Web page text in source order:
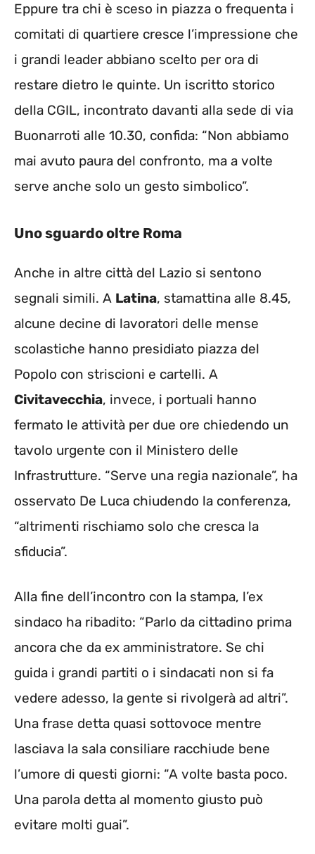
Eppure tra chi è sceso in piazza o frequenta i
comitati di quartiere cresce l’impressione che
i grandi leader abbiano scelto per ora di
restare dietro le quinte. Un iscritto storico
della CGIL, incontrato davanti alla sede di via
Buonarroti alle 10.30, confida: “Non abbiamo
mai avuto paura del confronto, ma a volte
serve anche solo un gesto simbolico”.
Uno sguardo oltre Roma
Anche in altre città del Lazio si sentono
segnali simili. A Latina, stamattina alle 8.45,
alcune decine di lavoratori delle mense
scolastiche hanno presidiato piazza del
Popolo con striscioni e cartelli. A
Civitavecchia, invece, i portuali hanno
fermato le attività per due ore chiedendo un
tavolo urgente con il Ministero delle
Infrastrutture. “Serve una regia nazionale”, ha
osservato De Luca chiudendo la conferenza,
“altrimenti rischiamo solo che cresca la
sfiducia”.
Alla fine dell’incontro con la stampa, l’ex
sindaco ha ribadito: “Parlo da cittadino prima
ancora che da ex amministratore. Se chi
guida i grandi partiti o i sindacati non si fa
vedere adesso, la gente si rivolgerà ad altri”.
Una frase detta quasi sottovoce mentre
lasciava la sala consiliare racchiude bene
l’umore di questi giorni: “A volte basta poco.
Una parola detta al momento giusto può
evitare molti guai”.